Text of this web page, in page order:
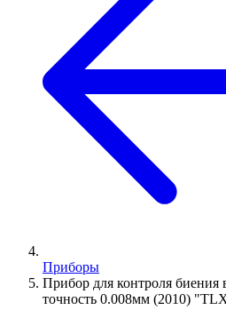
Приборы
Прибор для контроля биения
точность 0.008мм (2010)